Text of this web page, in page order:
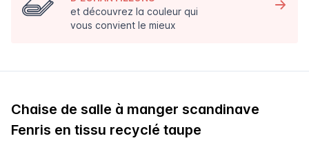
et découvrez la couleur qui
vous convient le mieux
Chaise de salle à manger scandinave
Fenris en tissu recyclé taupe